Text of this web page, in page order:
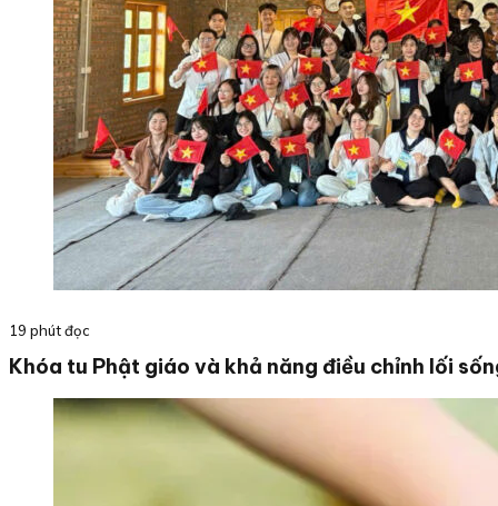
19 phút đọc
Khóa tu Phật giáo và khả năng điều chỉnh lối